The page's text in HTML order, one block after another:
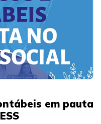
em pauta